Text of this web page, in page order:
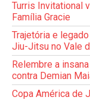
Turris Invitational
Família Gracie
Trajetória e
Jiu-Jitsu no Vale
Relembre a
contra Demian
Copa América de